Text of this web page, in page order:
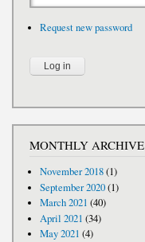
Request new password
MONTHLY ARCHIVE
November 2018(1)
September 2020(1)
March 2021 (40)
April 2021 (34)
May 2021 (4)